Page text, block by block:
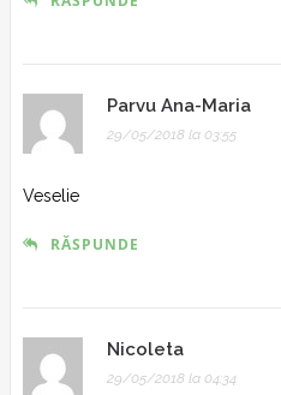
Parvu Ana-Maria
29/05/2018 la 03:55
Veselie
RĂSPUNDE
Nicoleta
29/05/2018 la 04:34